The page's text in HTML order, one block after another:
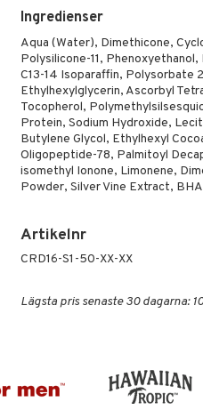
Ingredienser
Aqua (Water), Dimethicone,
Polysilicone-11,
C13-14 Isoparaffin, Polysorbate
Ethylhexylglycerin, Ascorbyl
Tocopherol,
Protein, Sodium Hydroxide,
Butylene Glycol, Ethylhexyl
Oligopeptide-78, Palmitoyl
isomethyl Ionone, Limonene,
Powder, Silver Vine Extract,
Artikelnr
CRD16-S1-50-XX-XX
Lägsta pris senaste 30 dagarna: